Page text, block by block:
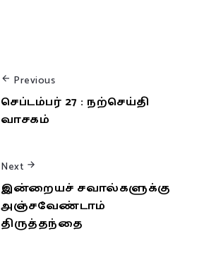
Previous
செப்டம்பர் 27 : நற்செய்தி
வாசகம்
Next
இன்றையச் சவால்களுக்கு
அஞ்சவேண்டாம்
திருத்தந்தை